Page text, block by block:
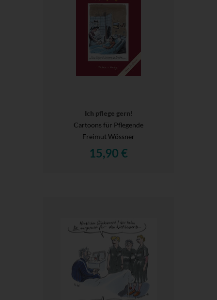
Ich pflege gern!
Cartoons für Pflegende
Freimut Wössner
15,90 €